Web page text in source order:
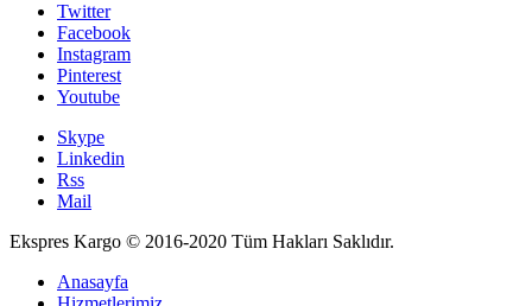
Twitter
Facebook
Instagram
Pinterest
Youtube
Skype
Linkedin
Rss
Mail
Ekspres Kargo © 2016-2020 Tüm Hakları Saklıdır.
Anasayfa